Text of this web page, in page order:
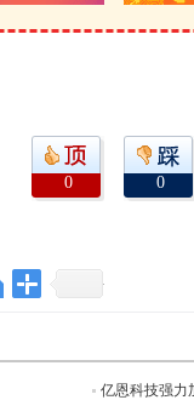
0 0
亿恩科技强力